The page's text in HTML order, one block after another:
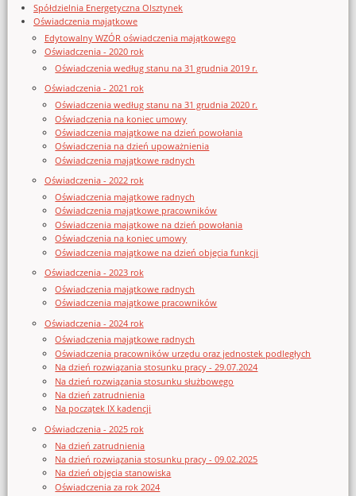
Spółdzielnia Energetyczna Olsztynek
Oświadczenia majątkowe
Edytowalny WZÓR oświadczenia majątkowego
Oświadczenia - 2020 rok
Oświadczenia według stanu na 31 grudnia 2019 r.
Oświadczenia - 2021 rok
Oświadczenia według stanu na 31 grudnia 2020 r.
Oświadczenia na koniec umowy
Oświadczenia majątkowe na dzień powołania
Oświadczenia na dzień upoważnienia
Oświadczenia majątkowe radnych
Oświadczenia - 2022 rok
Oświadczenia majątkowe radnych
Oświadczenia majątkowe pracowników
Oświadczenia majątkowe na dzień powołania
Oświadczenia na koniec umowy
Oświadczenia majątkowe na dzień objęcia funkcji
Oświadczenia - 2023 rok
Oświadczenia majątkowe radnych
Oświadczenia majątkowe pracowników
Oświadczenia - 2024 rok
Oświadczenia majątkowe radnych
Oświadczenia pracowników urzędu oraz jednostek podległych
Na dzień rozwiązania stosunku pracy - 29.07.2024
Na dzień rozwiązania stosunku służbowego
Na dzień zatrudnienia
Na początek IX kadencji
Oświadczenia - 2025 rok
Na dzień zatrudnienia
Na dzień rozwiązania stosunku pracy - 09.02.2025
Na dzień objęcia stanowiska
Oświadczenia za rok 2024